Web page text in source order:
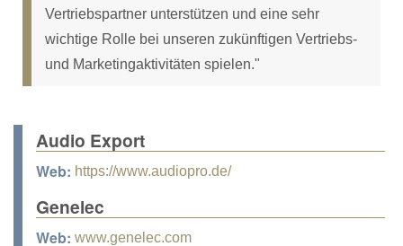
Vertriebspartner unterstützen und eine sehr
wichtige Rolle bei unseren zukünftigen Vertriebs-
und Marketingaktivitäten spielen."
Audio Export
Web: https://www.audiopro.de/
Genelec
Web: www.genelec.com